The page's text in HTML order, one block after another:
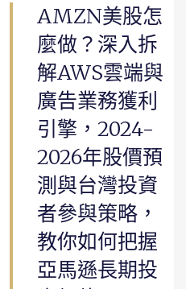
AMZN美股怎
麼做？深入拆
解AWS雲端與
廣告業務獲利
引擎，2024-
2026年股價預
測與台灣投資
者參與策略，
教你如何把握
亞馬遜長期投